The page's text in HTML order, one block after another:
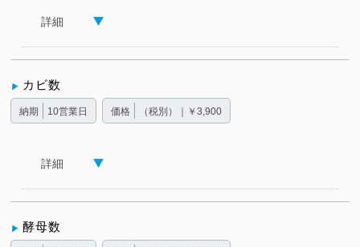
詳細
カビ数
納期 10営業日 価格 （税別）｜￥3,900
詳細
酵母数